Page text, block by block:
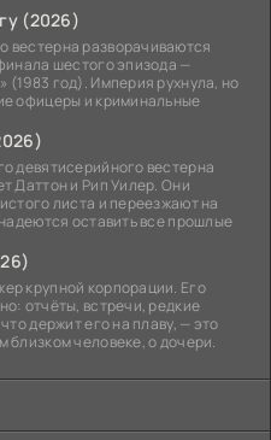
(2026)
вестерна разворачиваются
шестого эпизода —
(1983 год). Империя рухнула, но
офицеры и криминальные
девятисерийного вестерна
Даттон и Рип Уилер. Они
листа и переезжают на
оставить все прошлые
крупной корпорации. Его
отчёты, встречи, редкие
держит его на плаву, — это
близком человеке, о дочери.